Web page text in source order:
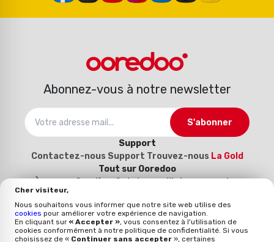
Cher visiteur,
Nous souhaitons vous informer que notre site web utilise des
cookies pour améliorer votre expérience de navigation.
En cliquant sur « Accepter », vous consentez à l'utilisation de
cookies conformément à notre politique de confidentialité. Si vous
choisissez de « Continuer sans accepter », certaines
Abonnez-vous à notre newsletter
S'abonner
Support
Contactez-nous Support Trouvez-nous La Gold
Tout sur Ooredoo
2025-2026
vous ici)
Politique et qualité
Mentions légales Politique qualitéWhistleblowing